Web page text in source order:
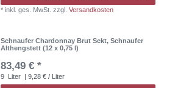
*inkl. ges. MwSt. zzgl.Versandkosten
Schnaufer Chardonnay Brut Sekt, Schnaufer
Althengstett (12 x 0,75 l)
83,49 € *
9 Liter | 9,28 € / Liter